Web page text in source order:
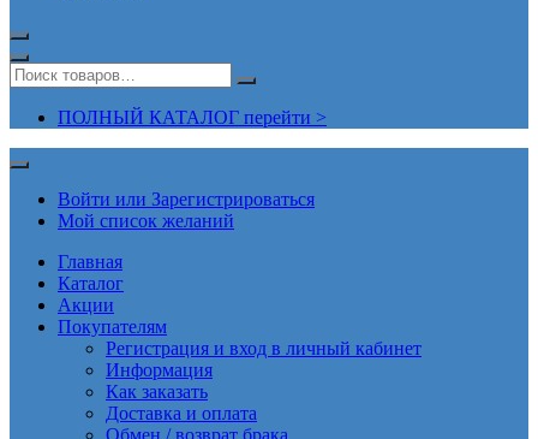
ПОЛНЫЙ КАТАЛОГ перейти >
Войти или Зарегистрироваться
Мой список желаний
Главная
Каталог
Акции
Покупателям
Регистрация и вход в личный кабинет
Информация
Как заказать
Доставка и оплата
Обмен / возврат брака